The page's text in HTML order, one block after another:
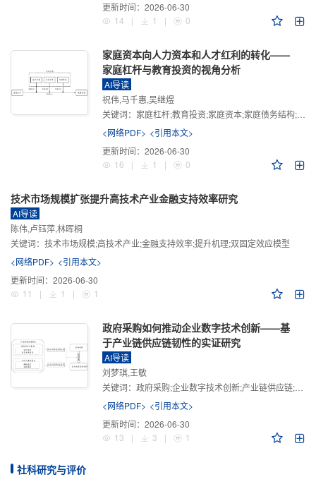
更新时间： 2026-06-30
14
| 1 | 0
家庭资本向人力资本和人才红利的转化——
家庭杠杆与教育投资的视角分析
AI导读
祝伟,马千惠,吴继煜
关键词： 家庭杠杆;教育投资;家庭资本;家庭债务结构;CHFS
<网络PDF> <引用本文>
更新时间： 2026-06-30
16
| 1 | 0
技术市场规模扩张提升高技术产业金融支持效率研究
AI导读
陈伟,卢钰萍,林晖桐
关键词： 技术市场规模;高技术产业;金融支持效率;提升机理;双固定效应模型
<网络PDF> <引用本文>
更新时间： 2026-06-30
11
| 1 | 1
政府采购如何推动企业数字技术创新——基
于产业链供应链韧性的实证研究
AI导读
刘梦琪,王敏
关键词： 政府采购;企业数字技术创新;产业链供应链;产业链供应链韧性;需求侧财政政策
<网络PDF> <引用本文>
更新时间： 2026-06-30
13
| 3 | 1
社科研究与评价